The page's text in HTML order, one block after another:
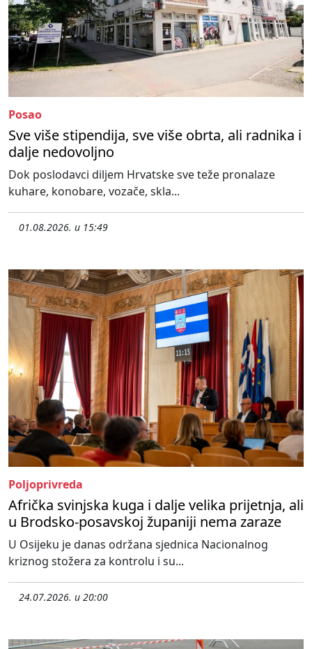
Posao
Sve više stipendija, sve više obrta, ali radnika i
dalje nedovoljno
Dok poslodavci diljem Hrvatske sve teže pronalaze
kuhare, konobare, vozače, skla...
01.08.2026. u 15:49
Poljoprivreda
Afrička svinjska kuga i dalje velika prijetnja, ali
u Brodsko-posavskoj županiji nema zaraze
U Osijeku je danas održana sjednica Nacionalnog
kriznog stožera za kontrolu i su...
24.07.2026. u 20:00